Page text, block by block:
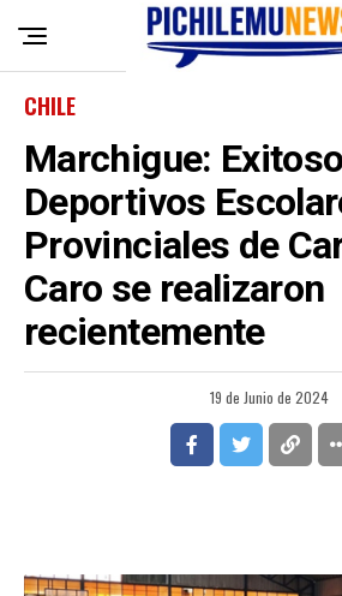
CHILE
Marchigue:
Deportivos
Provinciales de
Caro se realizaron
recientemente
19 de Junio de 2024